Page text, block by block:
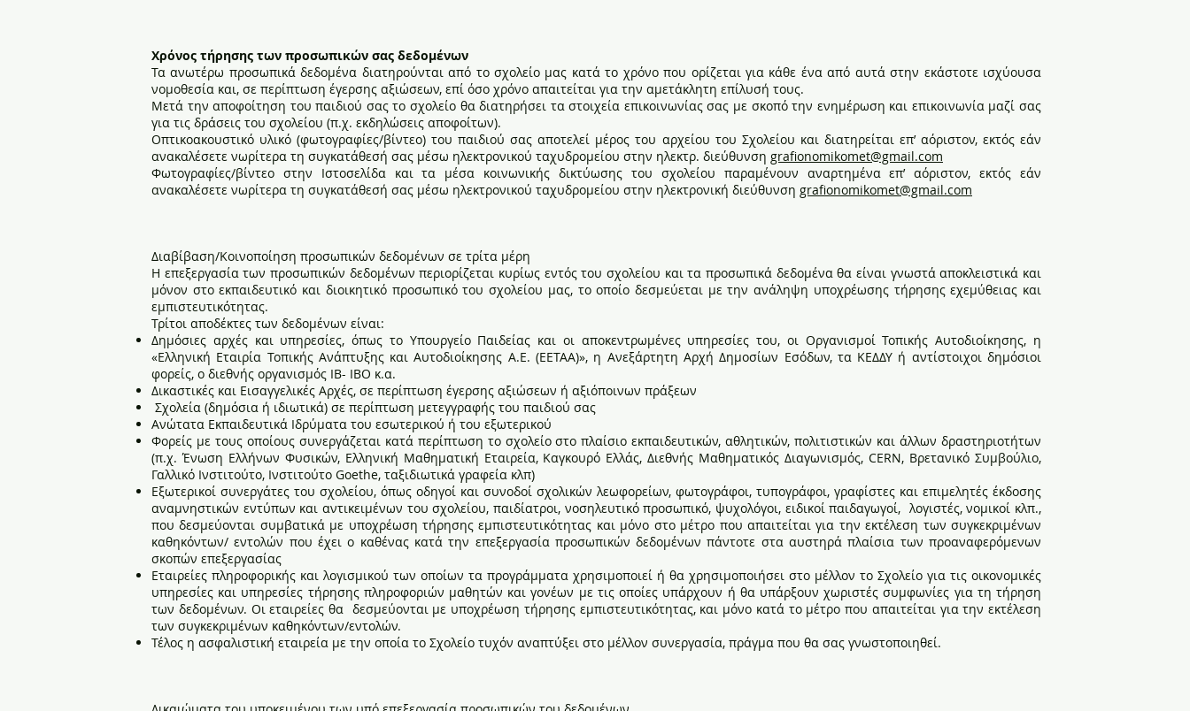
Χρόνος τήρησης των προσωπικών σας δεδομένων
Τα ανωτέρω προσωπικά δεδομένα διατηρούνται από το σχολείο μας κατά το χρόνο που ορίζεται για κάθε ένα από αυτά στην εκάστοτε ισχύουσα
νομοθεσία και, σε περίπτωση έγερσης αξιώσεων, επί όσο χρόνο απαιτείται για την αμετάκλητη επίλυσή τους.
Μετά την αποφοίτηση του παιδιού σας το σχολείο θα διατηρήσει τα στοιχεία επικοινωνίας σας με σκοπό την ενημέρωση και επικοινωνία μαζί σας
για τις δράσεις του σχολείου (π.χ. εκδηλώσεις αποφοίτων).
Οπτικοακουστικό υλικό (φωτογραφίες/βίντεο) του παιδιού σας αποτελεί μέρος του αρχείου του Σχολείου και διατηρείται επ’ αόριστον, εκτός εάν
ανακαλέσετε νωρίτερα τη συγκατάθεσή σας μέσω ηλεκτρονικού ταχυδρομείου στην ηλεκτρ. διεύθυνση grafionomikomet@gmail.com
Φωτογραφίες/βίντεο στην Ιστοσελίδα και τα μέσα κοινωνικής δικτύωσης του σχολείου παραμένουν αναρτημένα επ’ αόριστον, εκτός εάν
ανακαλέσετε νωρίτερα τη συγκατάθεσή σας μέσω ηλεκτρονικού ταχυδρομείου στην ηλεκτρονική διεύθυνση grafionomikomet@gmail.com
Διαβίβαση/Κοινοποίηση προσωπικών δεδομένων σε τρίτα μέρη
Η επεξεργασία των προσωπικών δεδομένων περιορίζεται κυρίως εντός του σχολείου και τα προσωπικά δεδομένα θα είναι γνωστά αποκλειστικά και
μόνον στο εκπαιδευτικό και διοικητικό προσωπικό του σχολείου μας, το οποίο δεσμεύεται με την ανάληψη υποχρέωσης τήρησης εχεμύθειας και
εμπιστευτικότητας.
Τρίτοι αποδέκτες των δεδομένων είναι:
Δημόσιες αρχές και υπηρεσίες, όπως το Υπουργείο Παιδείας και οι αποκεντρωμένες υπηρεσίες του, οι Οργανισμοί Τοπικής Αυτοδιοίκησης, η
«Ελληνική Εταιρία Τοπικής Ανάπτυξης και Αυτοδιοίκησης Α.Ε. (ΕΕΤΑΑ)», η Ανεξάρτητη Αρχή Δημοσίων Εσόδων, τα ΚΕΔΔΥ ή αντίστοιχοι δημόσιοι
φορείς, ο διεθνής οργανισμός ΙΒ- ΙΒΟ κ.α.
Δικαστικές και Εισαγγελικές Αρχές, σε περίπτωση έγερσης αξιώσεων ή αξιόποινων πράξεων
Σχολεία (δημόσια ή ιδιωτικά) σε περίπτωση μετεγγραφής του παιδιού σας
Ανώτατα Εκπαιδευτικά Ιδρύματα του εσωτερικού ή του εξωτερικού
Φορείς με τους οποίους συνεργάζεται κατά περίπτωση το σχολείο στο πλαίσιο εκπαιδευτικών, αθλητικών, πολιτιστικών και άλλων δραστηριοτήτων
(π.χ. Ένωση Ελλήνων Φυσικών, Ελληνική Μαθηματική Εταιρεία, Καγκουρό Ελλάς, Διεθνής Μαθηματικός Διαγωνισμός, CERN, Βρετανικό Συμβούλιο,
Γαλλικό Ινστιτούτο, Ινστιτούτο Goethe, ταξιδιωτικά γραφεία κλπ)
Εξωτερικοί συνεργάτες του σχολείου, όπως οδηγοί και συνοδοί σχολικών λεωφορείων, φωτογράφοι, τυπογράφοι, γραφίστες και επιμελητές έκδοσης
αναμνηστικών εντύπων και αντικειμένων του σχολείου, παιδίατροι, νοσηλευτικό προσωπικό, ψυχολόγοι, ειδικοί παιδαγωγοί, λογιστές, νομικοί κλπ.,
που δεσμεύονται συμβατικά με υποχρέωση τήρησης εμπιστευτικότητας και μόνο στο μέτρο που απαιτείται για την εκτέλεση των συγκεκριμένων
καθηκόντων/ εντολών που έχει ο καθένας κατά την επεξεργασία προσωπικών δεδομένων πάντοτε στα αυστηρά πλαίσια των προαναφερόμενων
σκοπών επεξεργασίας
Εταιρείες πληροφορικής και λογισμικού των οποίων τα προγράμματα χρησιμοποιεί ή θα χρησιμοποιήσει στο μέλλον το Σχολείο για τις οικονομικές
υπηρεσίες και υπηρεσίες τήρησης πληροφοριών μαθητών και γονέων με τις οποίες υπάρχουν ή θα υπάρξουν χωριστές συμφωνίες για τη τήρηση
των δεδομένων. Οι εταιρείες θα δεσμεύονται με υποχρέωση τήρησης εμπιστευτικότητας, και μόνο κατά το μέτρο που απαιτείται για την εκτέλεση
των συγκεκριμένων καθηκόντων/εντολών.
Τέλος η ασφαλιστική εταιρεία με την οποία το Σχολείο τυχόν αναπτύξει στο μέλλον συνεργασία, πράγμα που θα σας γνωστοποιηθεί.